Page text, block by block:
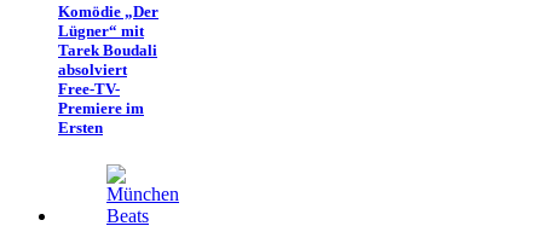
Komödie „Der
Lügner“ mit
Tarek Boudali
absolviert
Free-TV-
Premiere im
Ersten